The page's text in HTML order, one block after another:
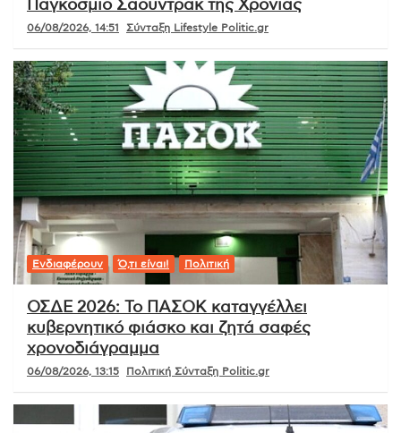
Παγκόσμιο Σάουντρακ της Χρονιάς
06/08/2026, 14:51 Σύνταξη Lifestyle Politic.gr
Ενδιαφέρουν Ό,τι είναι! Πολιτική
ΟΣΔΕ 2026: Το ΠΑΣΟΚ καταγγέλλει
κυβερνητικό φιάσκο και ζητά σαφές
χρονοδιάγραμμα
06/08/2026, 13:15 Πολιτική Σύνταξη Politic.gr